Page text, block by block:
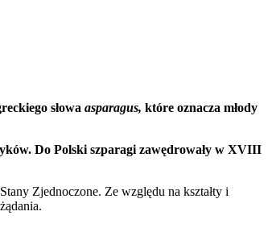
słowa asparagus, które oznacza młody
Do Polski szparagi zawędrowały w XVIII
Zjednoczone. Ze względu na kształty i